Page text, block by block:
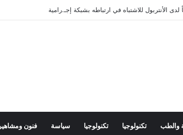
الصعبة متجاوزة تحويلات مغاربة العالم
والطب تكنولوجيا تكنولوجيا سياسة فنون ومشاهير